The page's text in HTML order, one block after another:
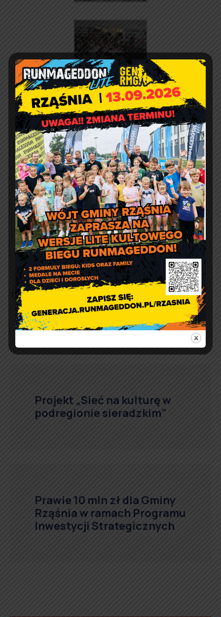
Tekst i zdjęcia: Gminna Biblioteka Publiczna w Rząśni.
Projekt „Sieć na kulturę w
podregionie sieradzkim”
Prawie 10 mln zł dla Gminy
Rząśnia w ramach Programu
Inwestycji Strategicznych